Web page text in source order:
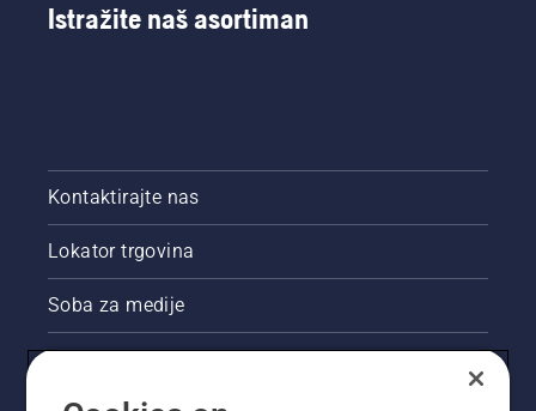
Istražite naš asortiman
Kontaktirajte nas
Lokator trgovina
Soba za medije
Akcije